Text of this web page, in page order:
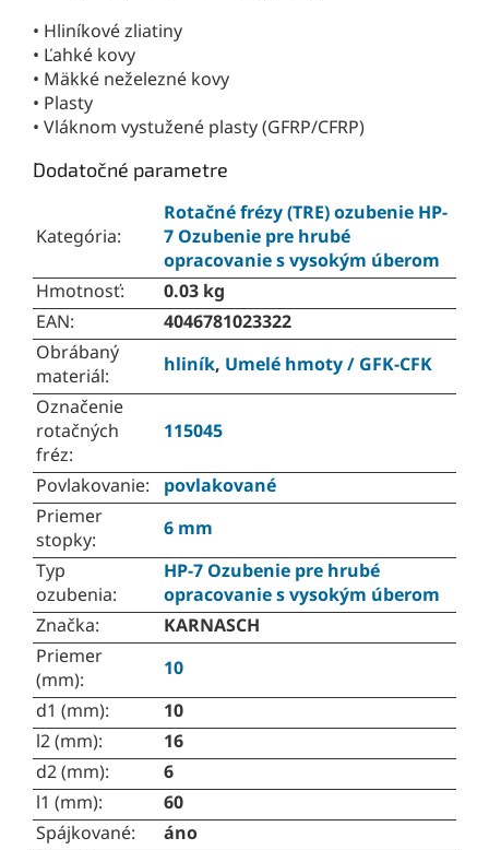
• Hliníkové zliatiny
• Ľahké kovy
• Mäkké neželezné kovy
• Plasty
• Vláknom vystužené plasty (GFRP/CFRP)
Dodatočné parametre
Kategória:
Rotačné frézy (TRE) ozubenie HP-
7 Ozubenie pre hrubé
opracovanie s vysokým úberom
Hmotnosť:
0.03 kg
EAN:
4046781023322
Obrábaný
materiál: hliník, Umelé hmoty / GFK-CFK
Označenie
rotačných
fréz:
115045
Povlakovanie:
povlakované
Priemer
stopky:
6 mm
Typ
ozubenia:
HP-7 Ozubenie pre hrubé
opracovanie s vysokým úberom
Značka:
KARNASCH
Priemer
(mm):
10
d1 (mm):
10
l2 (mm):
16
d2 (mm):
6
l1 (mm):
60
Spájkované:
áno